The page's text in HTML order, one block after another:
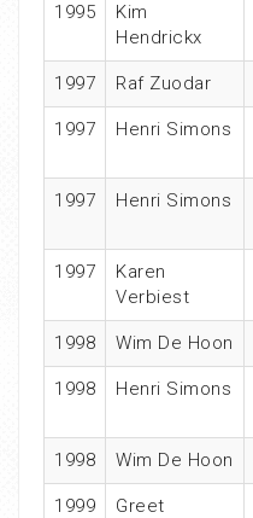
1995
Kim
Hendrickx
1997 Raf Zuodar
1997 Henri Simons
1997 Henri Simons
1997
Karen
Verbiest
1998 Wim De Hoon
1998 Henri Simons
1998 Wim De Hoon
1999
Greet